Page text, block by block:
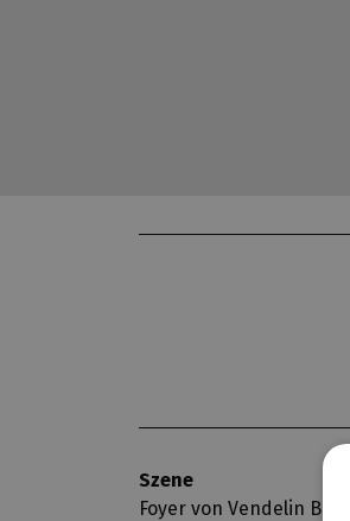
Szene
Foyer von Vendelin Budil